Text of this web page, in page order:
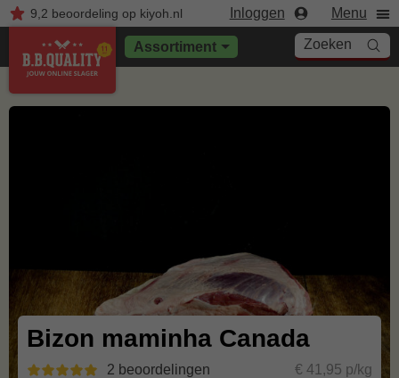
9,2 beoordelingop kiyoh.nl Inloggen Menu
Assortiment Zoeken
Bizon maminha Canada
2 beoordelingen € 41,95 p/kg